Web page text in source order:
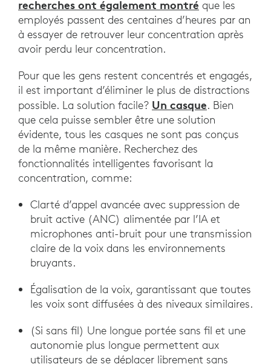
recherches ont également montré que les
employés passent des centaines d’heures par an
à essayer de retrouver leur concentration après
avoir perdu leur concentration.
Pour que les gens restent concentrés et engagés,
il est important d’éliminer le plus de distractions
possible. La solution facile? Un casque. Bien
que cela puisse sembler être une solution
évidente, tous les casques ne sont pas conçus
de la même manière. Recherchez des
fonctionnalités intelligentes favorisant la
concentration, comme:
Clarté d’appel avancée avec suppression de
bruit active (ANC) alimentée par l’IA et
microphones anti-bruit pour une transmission
claire de la voix dans les environnements
bruyants.
Égalisation de la voix, garantissant que toutes
les voix sont diffusées à des niveaux similaires.
(Si sans fil) Une longue portée sans fil et une
autonomie plus longue permettent aux
utilisateurs de se déplacer librement sans